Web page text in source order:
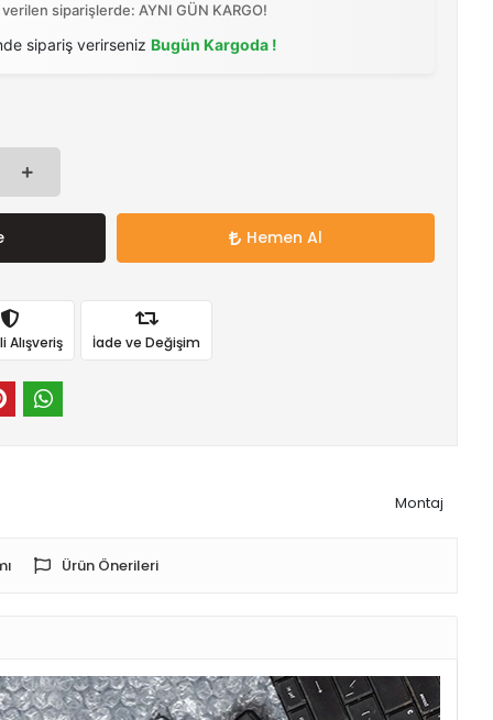
siparişlerde: AYNI GÜN KARGO!
sipariş verirseniz Bugün Kargoda !
Hemen Al
Alışveriş İade ve Değişim
Montaj
Ürün Önerileri